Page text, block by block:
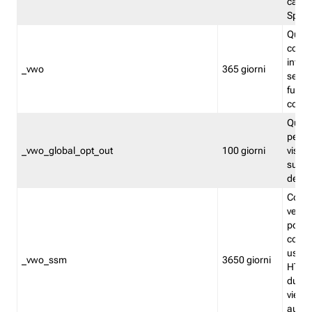
Split
_vwo 365 giorni
_vwo_global_opt_out 100 giorni
su
_vwo_ssm 3650 giorni
viene